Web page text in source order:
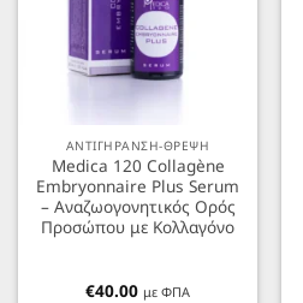
ΑΝΤΙΓΗΡΑΝΣΗ-ΘΡΕΨΗ
Medica 120 Collagène
Embryonnaire Plus Serum
– Αναζωογονητικός Ορός
Προσώπου με Κολλαγόνο
€40.00 με ΦΠΑ